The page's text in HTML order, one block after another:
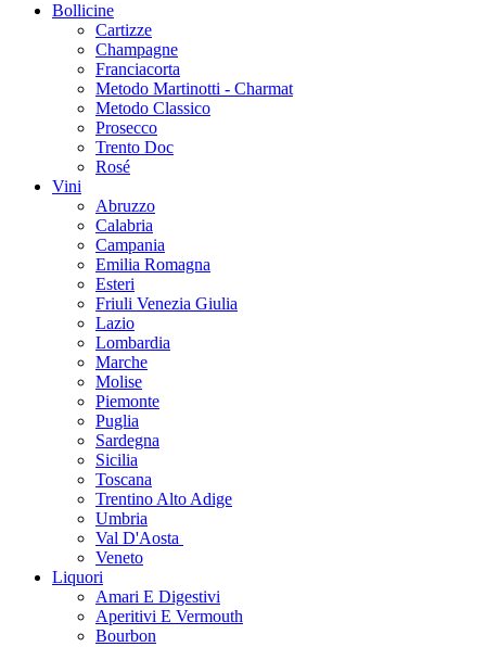
Bollicine
Cartizze
Champagne
Franciacorta
Metodo Martinotti - Charmat
Metodo Classico
Prosecco
Trento Doc
Rosé
Vini
Abruzzo
Calabria
Campania
Emilia Romagna
Esteri
Friuli Venezia Giulia
Lazio
Lombardia
Marche
Molise
Piemonte
Puglia
Sardegna
Sicilia
Toscana
Trentino Alto Adige
Umbria
Val D'Aosta
Veneto
Liquori
Amari E Digestivi
Aperitivi E Vermouth
Bourbon